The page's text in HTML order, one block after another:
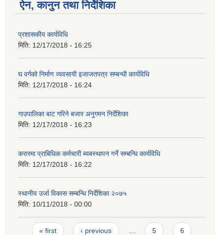
ऐन, कानुन तथा निर्देशिका
प्रशासकीय कार्यविधि
मिति: 12/17/2018 - 16:25
घ वर्गको निर्माण व्यवसायी इजाजतपत्र सम्बन्धी कार्यविधि
मिति: 12/17/2018 - 16:24
गाउपालिका बाट गरिने बजार अनुगमन निर्देशिका
मिति: 12/17/2018 - 16:23
करारमा प्राबिधिक कर्मचारी ब्यबस्थापन गर्ने सम्बन्धि कार्यविधि
मिति: 12/17/2018 - 16:22
स्थानीय उर्जा विकास सम्बन्धि निर्देशिका २०७५
मिति: 10/11/2018 - 00:00
Pages
« first ‹ previous … 5 6